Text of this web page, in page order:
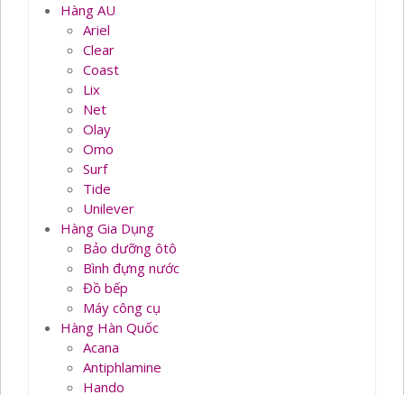
Hàng AU
Ariel
Clear
Coast
Lix
Net
Olay
Omo
Surf
Tide
Unilever
Hàng Gia Dụng
Bảo dưỡng ôtô
Bình đựng nước
Đồ bếp
Máy công cụ
Hàng Hàn Quốc
Acana
Antiphlamine
Hando